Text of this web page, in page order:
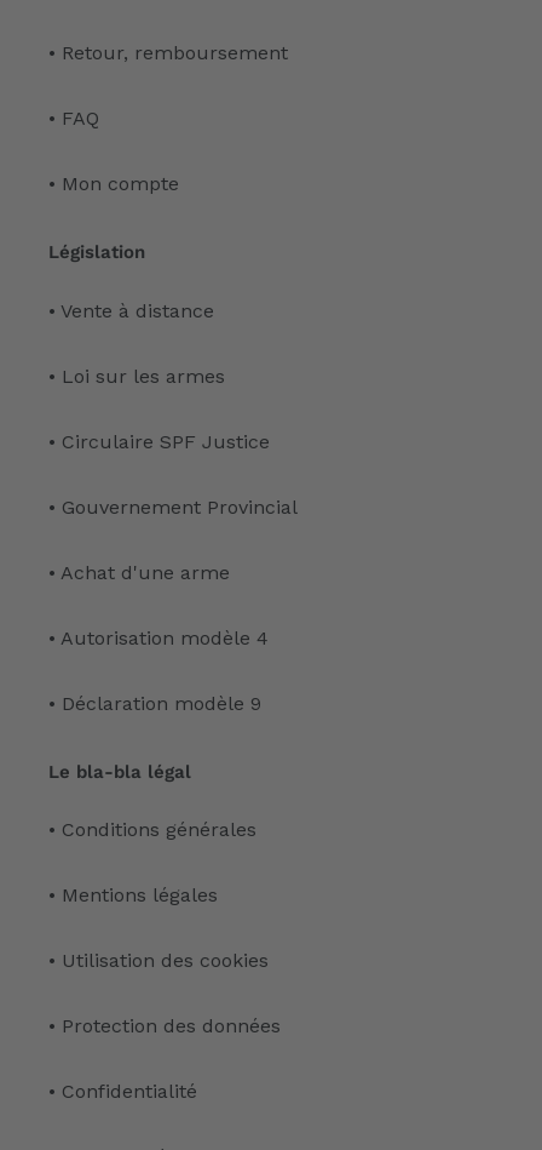
• Retour, remboursement
• FAQ
• Mon compte
Législation
• Vente à distance
• Loi sur les armes
• Circulaire SPF Justice
• Gouvernement Provincial
• Achat d'une arme
• Autorisation modèle 4
• Déclaration modèle 9
Le bla-bla légal
• Conditions générales
• Mentions légales
• Utilisation des cookies
• Protection des données
• Confidentialité